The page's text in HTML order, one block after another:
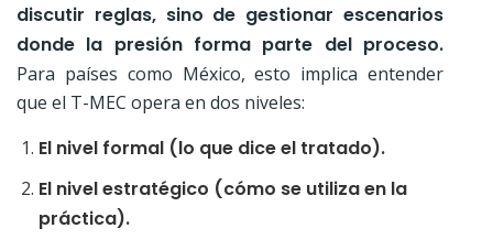
discutir reglas, sino de gestionar escenarios
donde la presión forma parte del proceso.
Para países como México, esto implica entender
que el T-MEC opera en dos niveles:
El nivel formal (lo que dice el tratado).
El nivel estratégico (cómo se utiliza en la
práctica).